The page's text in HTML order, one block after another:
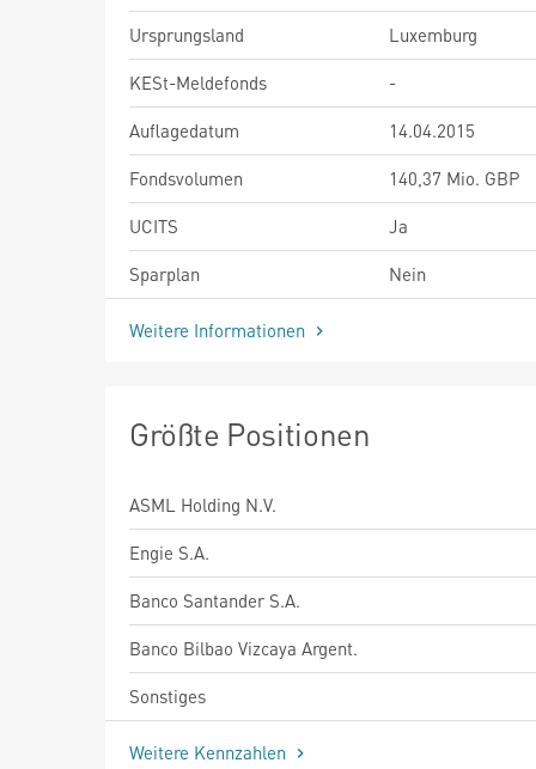
Ursprungsland
Luxemburg
KESt-Meldefonds
-
Auflagedatum
14.04.2015
Fondsvolumen
140,37 Mio. GBP
UCITS
Ja
Sparplan
Nein
Weitere Informationen
Größte Positionen
ASML Holding N.V.
Engie S.A.
Banco Santander S.A.
Banco Bilbao Vizcaya Argent.
Sonstiges
Weitere Kennzahlen